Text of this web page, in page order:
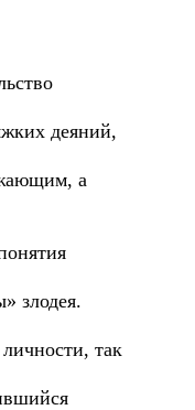
деяний,
а
злодея.
так